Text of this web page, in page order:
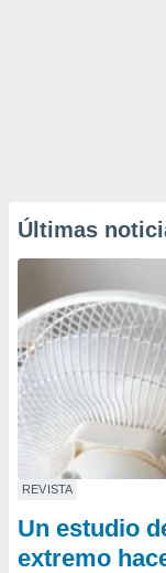
Últimas
REVISTA
Un estudio
extremo